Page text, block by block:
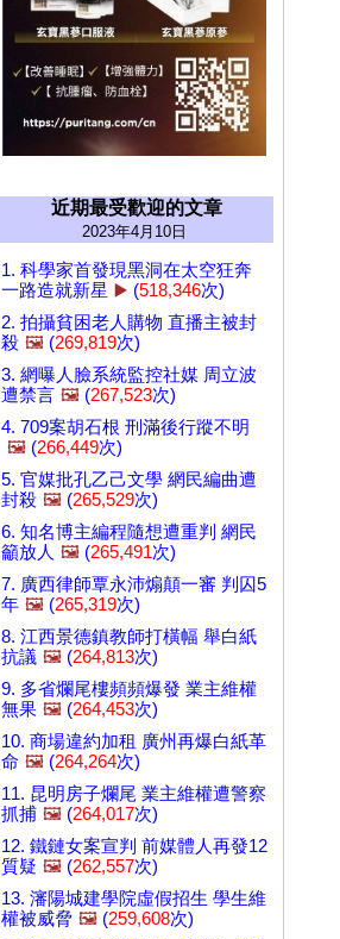
近期最受歡迎的文章
2023年4月10日
1. 科學家首發現黑洞在太空狂奔
一路造就新星 ▶️ (518,346次)
2. 拍攝貧困老人購物 直播主被封
殺 🖼️ (269,819次)
3. 網曝人臉系統監控社媒 周立波
遭禁言 🖼️ (267,523次)
4. 709案胡石根 刑滿後行蹤不明
🖼️ (266,449次)
5. 官媒批孔乙己文學 網民編曲遭
封殺 🖼️ (265,529次)
6. 知名博主編程隨想遭重判 網民
籲放人 🖼️ (265,491次)
7. 廣西律師覃永沛煽顛一審 判囚5
年 🖼️ (265,319次)
8. 江西景德鎮教師打橫幅 舉白紙
抗議 🖼️ (264,813次)
9. 多省爛尾樓頻頻爆發 業主維權
無果 🖼️ (264,453次)
10. 商場違約加租 廣州再爆白紙革
命 🖼️ (264,264次)
11. 昆明房子爛尾 業主維權遭警察
抓捕 🖼️ (264,017次)
12. 鐵鏈女案宣判 前媒體人再發12
質疑 🖼️ (262,557次)
13. 瀋陽城建學院虛假招生 學生維
權被威脅 🖼️ (259,608次)